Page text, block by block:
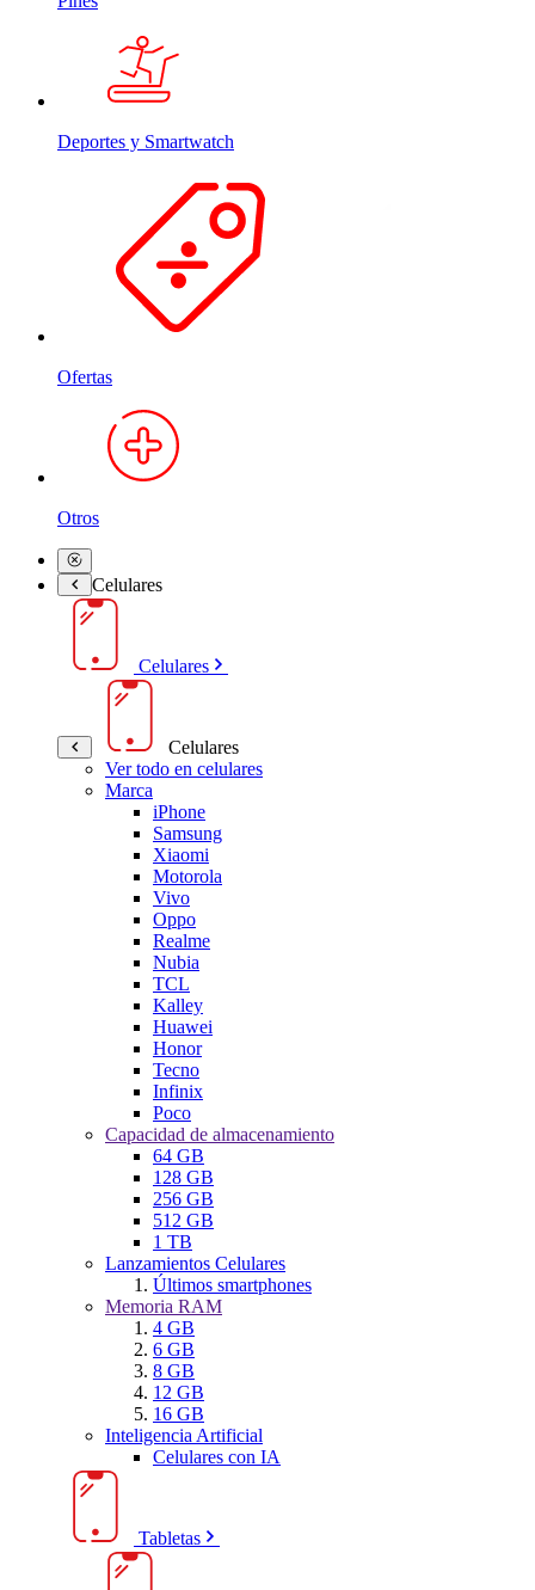
Deportes y Smartwatch
Ofertas
Otros
Celulares
Celulares
Celulares
Ver todo en celulares
Marca
iPhone
Samsung
Xiaomi
Motorola
Vivo
Oppo
Realme
Nubia
TCL
Kalley
Huawei
Honor
Tecno
Infinix
Poco
Capacidad de almacenamiento
64 GB
128 GB
256 GB
512 GB
1 TB
Lanzamientos Celulares
Últimos smartphones
Memoria RAM
4 GB
6 GB
8 GB
12 GB
16 GB
Inteligencia Artificial
Celulares con IA
Tabletas